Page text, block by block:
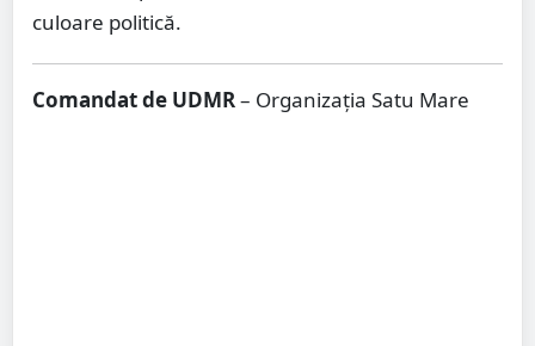
culoare politică.
Comandat de UDMR– Organizația Satu Mare